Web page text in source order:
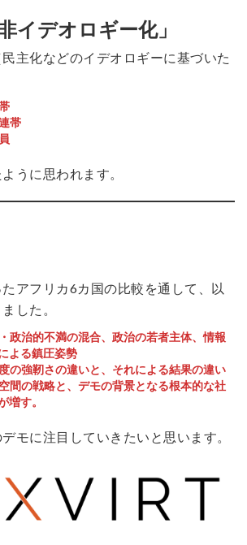
イデオロギー化」
主化などのイデオロギーに基づいた
帯
うに思われます。
アフリカ6カ国の比較を通して、以
した。
政治的不満の混合、政治の若者主体、情報
よる鎮圧姿勢
の強靭さの違いと、それによる結果の違い
間の戦略と、デモの背景となる根本的な社
増す。
モに注目していきたいと思います。